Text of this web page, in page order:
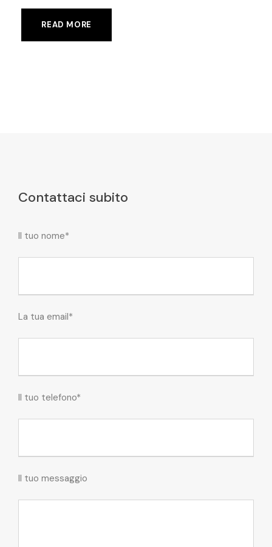
READ MORE
Contattaci subito
Il tuo nome*
La tua email*
Il tuo telefono*
Il tuo messaggio